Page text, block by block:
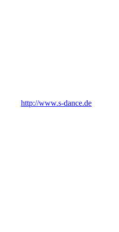
http://www.s-dance.de